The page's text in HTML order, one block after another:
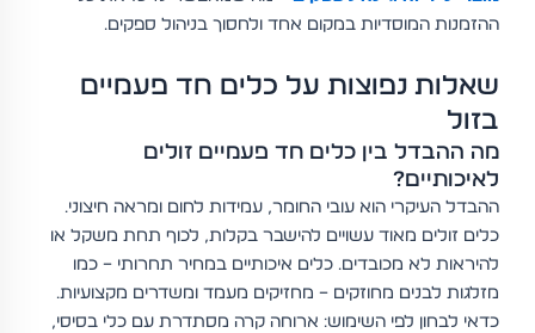
ההזמנות המוסדיות במקום אחד ולחסוך בניהול ספקים.
שאלות נפוצות על כלים חד פעמיים
בזול
מה ההבדל בין כלים חד פעמיים זולים
לאיכותיים?
ההבדל העיקרי הוא עובי החומר, עמידות לחום ומראה חיצוני.
כלים זולים מאוד עשויים להישבר בקלות, לכוף תחת משקל או
להיראות לא מכובדים. כלים איכותיים במחיר תחרותי – כמו
מזלגות לבנים מחוזקים – מחזיקים מעמד ומשדרים מקצועיות.
כדאי לבחון לפי השימוש: ארוחה קרה מסתדרת עם כלי בסיסי,